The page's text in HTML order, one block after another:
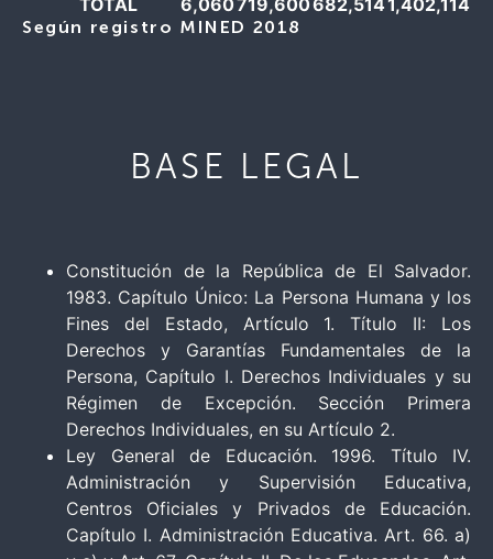
TOTAL
6,060719,600682,5141,402,114
Según registro MINED 2018
BASE LEGAL
Constitución de la República de El Salvador.
1983. Capítulo Único: La Persona Humana y los
Fines del Estado, Artículo 1. Título II: Los
Derechos y Garantías Fundamentales de la
Persona, Capítulo I. Derechos Individuales y su
Régimen de Excepción. Sección Primera
Derechos Individuales, en su Artículo 2.
Ley General de Educación. 1996. Título IV.
Administración y Supervisión Educativa,
Centros Oficiales y Privados de Educación.
Capítulo I. Administración Educativa. Art. 66. a)